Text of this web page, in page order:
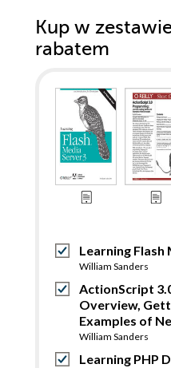
Kup w
rabatem
Learning Flash
William Sanders
ActionScript
Overview,
Examples of
William Sanders
Learning PHP